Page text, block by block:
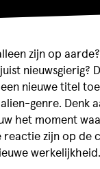
zijn op
nieuwe titel
genre. Denk
het moment
zijn op
werkelijkheid.